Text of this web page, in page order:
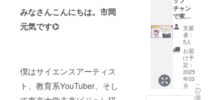
みなさんこんにちは。市岡
元気です⌬
僕はサイエンスアーティス
ト、教育系YouTuber、そし
100/袖
丈55 L
サイ
ズ 肩
幅41/胸
囲108/
着丈
102/袖
丈56 LL
サイ
ズ 肩
セット
です。
勉強・
仕事を
頑張る
皆さん
へのプ
レゼン
トとし
て是非
お使い
くださ
い。
親御さ
ん一名
まで同
伴で入
室可能
です。
※ご支援
後に日
程調整
いたし
ます。
備考欄
チャン
で実験
披露
（ショ
ート動
画）
かっこ
いいラ
ボを背
景に、
実験を
披露で
支援
者：
5人
お届
け予
定：
2025
年03
月
こ
の
リ
タ